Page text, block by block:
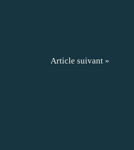
Article suivant »